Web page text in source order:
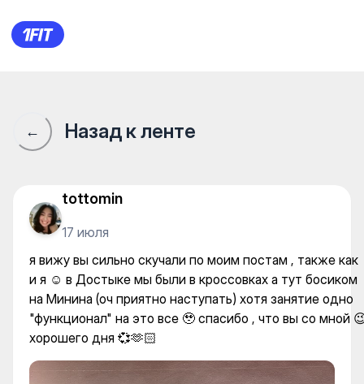
Bubblzz | Минина — Yoga
← Назад к ленте
tottomin
17 июля
я вижу вы сильно скучали по моим постам , также как
и я ☺️ в Достыке мы были в кроссовках а тут босиком
на Минина (оч приятно наступать) хотя занятие одно
"функционал" на это все 🥹 спасибо , что вы со мной
хорошего дня 💞🫶🏻